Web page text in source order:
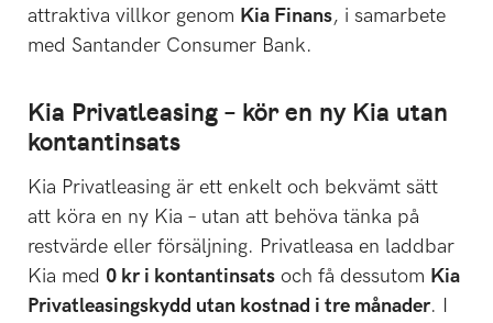
attraktiva villkor genom Kia Finans, i samarbete
med Santander Consumer Bank.
Kia Privatleasing – kör en ny Kia utan
kontantinsats
Kia Privatleasing är ett enkelt och bekvämt sätt
att köra en ny Kia – utan att behöva tänka på
restvärde eller försäljning. Privatleasa en laddbar
Kia med 0 kr i kontantinsats och få dessutom Kia
Privatleasingskydd utan kostnad i tre månader. I